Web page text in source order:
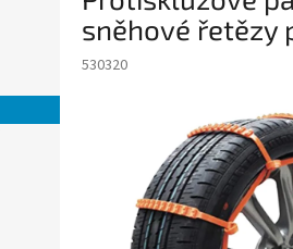
sněhové řetězy
530320